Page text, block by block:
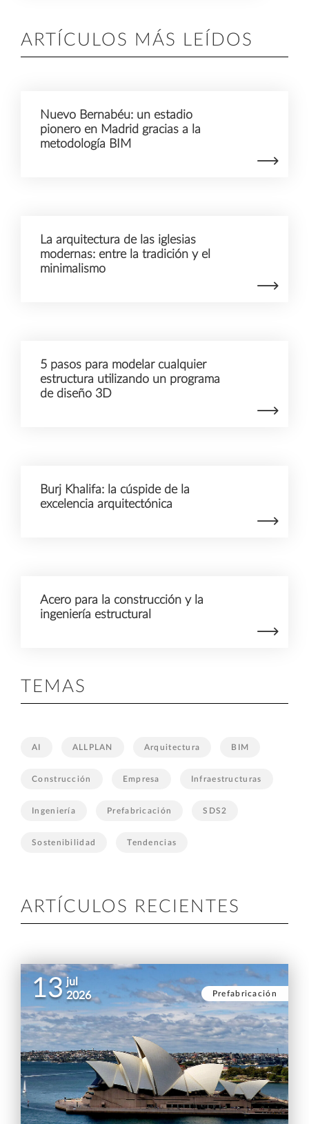
ARTÍCULOS MÁS LEÍDOS
Nuevo Bernabéu: un estadio
pionero en Madrid gracias a la
metodología BIM
La arquitectura de las iglesias
modernas: entre la tradición y el
minimalismo
5 pasos para modelar cualquier
estructura utilizando un programa
de diseño 3D
Burj Khalifa: la cúspide de la
excelencia arquitectónica
Acero para la construcción y la
ingeniería estructural
TEMAS
AI ALLPLAN Arquitectura BIM
Construcción Empresa Infraestructuras
Ingeniería Prefabricación SDS2
Sostenibilidad Tendencias
ARTÍCULOS RECIENTES
13 jul
2026
Prefabricación